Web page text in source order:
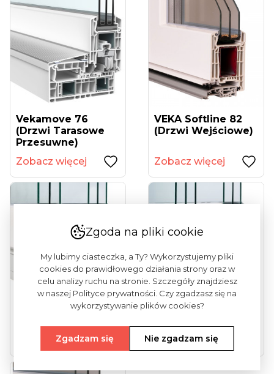
Vekamove 76
(drzwi Tarasowe
Przesuwne)
Zobacz więcej
VEKA Softline 82
(drzwi Wejściowe)
Zobacz więcej
Vekamotion 82
Zobacz więcej
Vekamotion 82 Max
Zobacz więcej
Zgoda na pliki cookie
My lubimy ciasteczka, a Ty? Wykorzystujemy pliki
cookies do prawidłowego działania strony oraz w
celu analizy ruchu na stronie. Szczegóły znajdziesz
w naszej Polityce prywatności. Czy zgadzasz się na
wykorzystywanie plików cookies?
Zgadzam się Nie zgadzam się